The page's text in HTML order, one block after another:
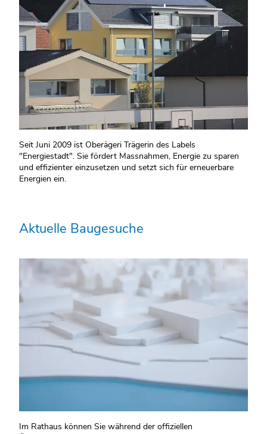
Seit Juni 2009 ist Oberägeri Trägerin des Labels
"Energiestadt". Sie fördert Massnahmen, Energie zu sparen
und effizienter einzusetzen und setzt sich für erneuerbare
Energien ein.
Aktuelle Baugesuche
Im Rathaus können Sie während der offiziellen